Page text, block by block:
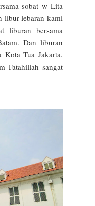
sobat w Lita
libur lebaran kami
liburan bersama
Dan liburan
Tua Jakarta.
Fatahillah sangat